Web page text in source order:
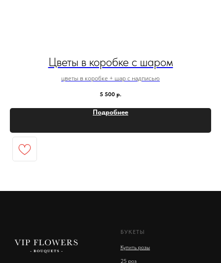
Цветы в коробке с шаром
цветы в коробке + шар с надписью
5 500 р.
Подробнее
БУКЕТЫ
Купить розы
25 роз